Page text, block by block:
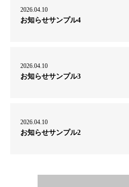
2026.04.10
お知らせサンプル4
2026.04.10
お知らせサンプル3
2026.04.10
お知らせサンプル2